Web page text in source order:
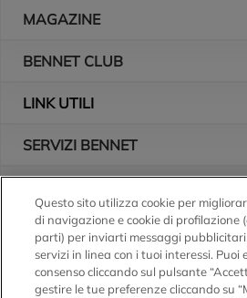
MAGAZINE
BENNET CLUB
LINK UTILI
SERVIZI BENNET
Logo Bennet
Seguici sui nostri canali
Questo sito utilizza cookie per
di navigazione e cookie di profilazione
parti) per inviarti messaggi
servizi in linea con i tuoi interessi. Puoi
consenso cliccando sul pulsante
gestire le tue preferenze cliccando su